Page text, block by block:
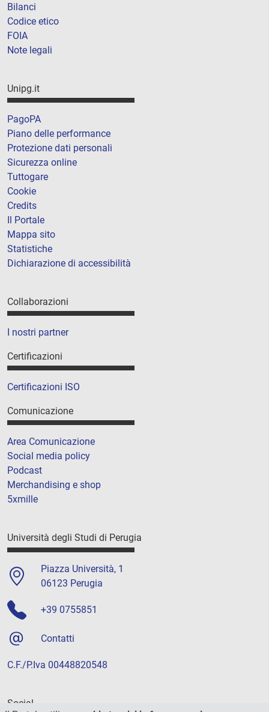
Bilanci
Codice etico
FOIA
Note legali
Unipg.it
PagoPA
Piano delle performance
Protezione dati personali
Sicurezza online
Tuttogare
Cookie
Credits
Il Portale
Mappa sito
Statistiche
Dichiarazione di accessibilità
Collaborazioni
I nostri partner
Certificazioni
Certificazioni ISO
Comunicazione
Area Comunicazione
Social media policy
Podcast
Merchandising e shop
5xmille
Università degli Studi di Perugia
Piazza Università, 1
06123 Perugia
+39 0755851
Contatti
C.F./P.Iva 00448820548
Social